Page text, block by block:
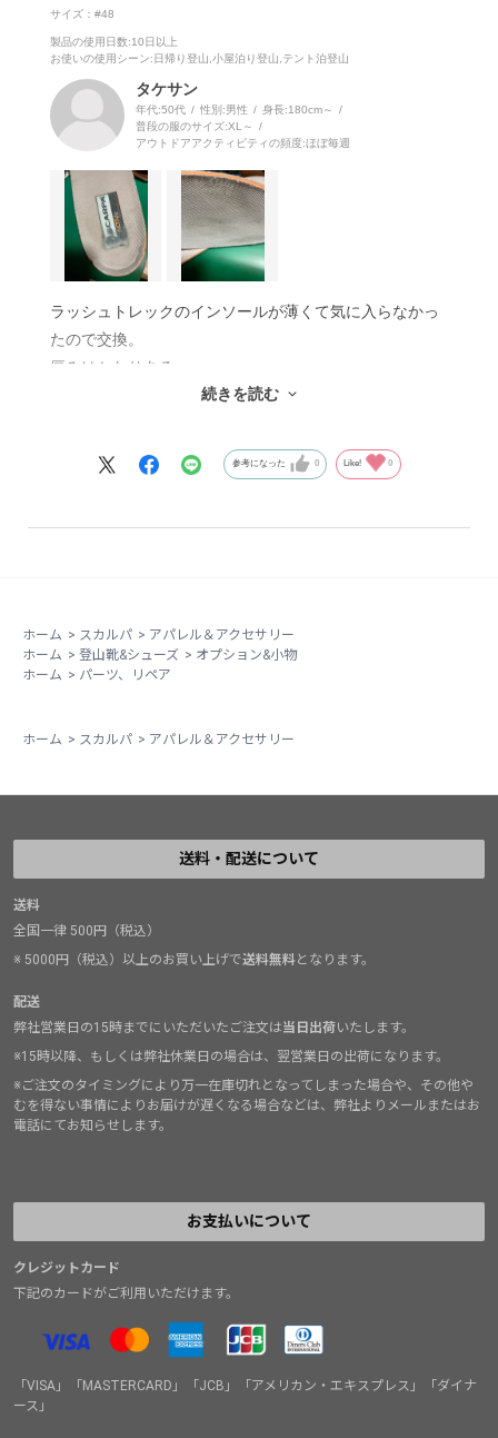
サイズ：#48
製品の使用日数:10日以上
お使いの使用シーン:日帰り登山,小屋泊り登山,テント泊登山
タケサン
年代:50代 性別:男性 身長:180cm～
普段の服のサイズ:XL～
アウトドアアクティビティの頻度:ほぼ毎週
ラッシュトレックのインソールが薄くて気に入らなかっ
たので交換。
厚みはかなりある。
ショックも柔らかくなって良い。
今回は2回目の購入で、買った理由は一部がヘタリが出
写真のは新品から10日ほど使った後のもの。
続きを読む
参考になった 0 Like! 0
ホーム > スカルパ > アパレル＆アクセサリー
ホーム > 登山靴&シューズ > オプション&小物
ホーム > パーツ、リペア
ホーム > スカルパ > アパレル＆アクセサリー
送料・配送について
送料
全国一律 500円（税込）
※ 5000円（税込）以上のお買い上げで送料無料となります。
配送
弊社営業日の15時までにいただいたご注文は当日出荷いたします。
※15時以降、もしくは弊社休業日の場合は、翌営業日の出荷になります。
※ご注文のタイミングにより万一在庫切れとなってしまった場合や、その他や
むを得ない事情によりお届けが遅くなる場合などは、弊社よりメールまたはお
電話にてお知らせします。
お支払いについて
クレジットカード
下記のカードがご利用いただけます。
「VISA」「MASTERCARD」「JCB」「アメリカン・エキスプレス」「ダイナ
ース」